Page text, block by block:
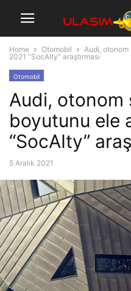
Home Otomobil
Audi, otonom
2021 “SocAIty” araştırması
Otomobil
Audi, otonom
boyutunu ele
“SocAIty”
5 Aralık 2021